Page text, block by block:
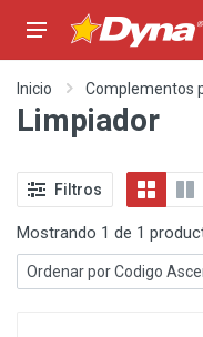
Inicio Complementos
Limpiador
Filtros
Mostrando 1 de 1